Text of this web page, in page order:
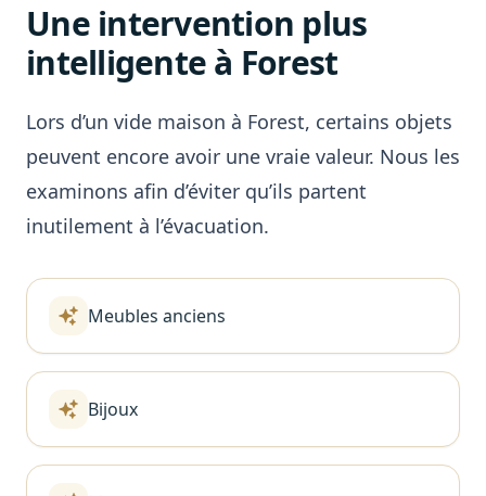
Une intervention plus
intelligente à Forest
Lors d’un vide maison à Forest, certains objets
peuvent encore avoir une vraie valeur. Nous les
examinons afin d’éviter qu’ils partent
inutilement à l’évacuation.
Meubles anciens
Bijoux